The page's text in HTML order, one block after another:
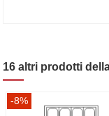
16 altri prodotti
-8%